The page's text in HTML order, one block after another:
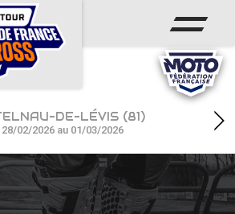
TV
DE-LÉVIS (81)
28/02/2026 au 01/03/2026